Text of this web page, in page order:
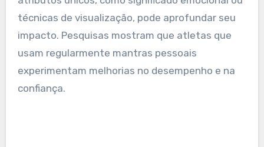
Um mantra memorável e impactante ressoa
com valores e objetivos pessoais, aumentando
o foco e a motivação. Para criar um, certifique-
se de que seja conciso, positivo e específico
para as aspirações do atleta. Incorporar